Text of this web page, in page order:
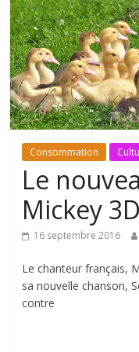
Consommation
Le
Mickey 3D
16 septembre 2016
Le chanteur français,
sa nouvelle chanson,
contre